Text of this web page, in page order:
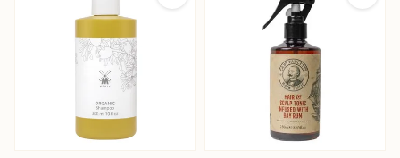
BETTER BE BOLD
Beviro
BluMaan